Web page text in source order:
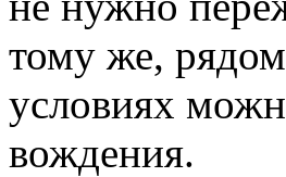
тому же,
условиях
вождения.